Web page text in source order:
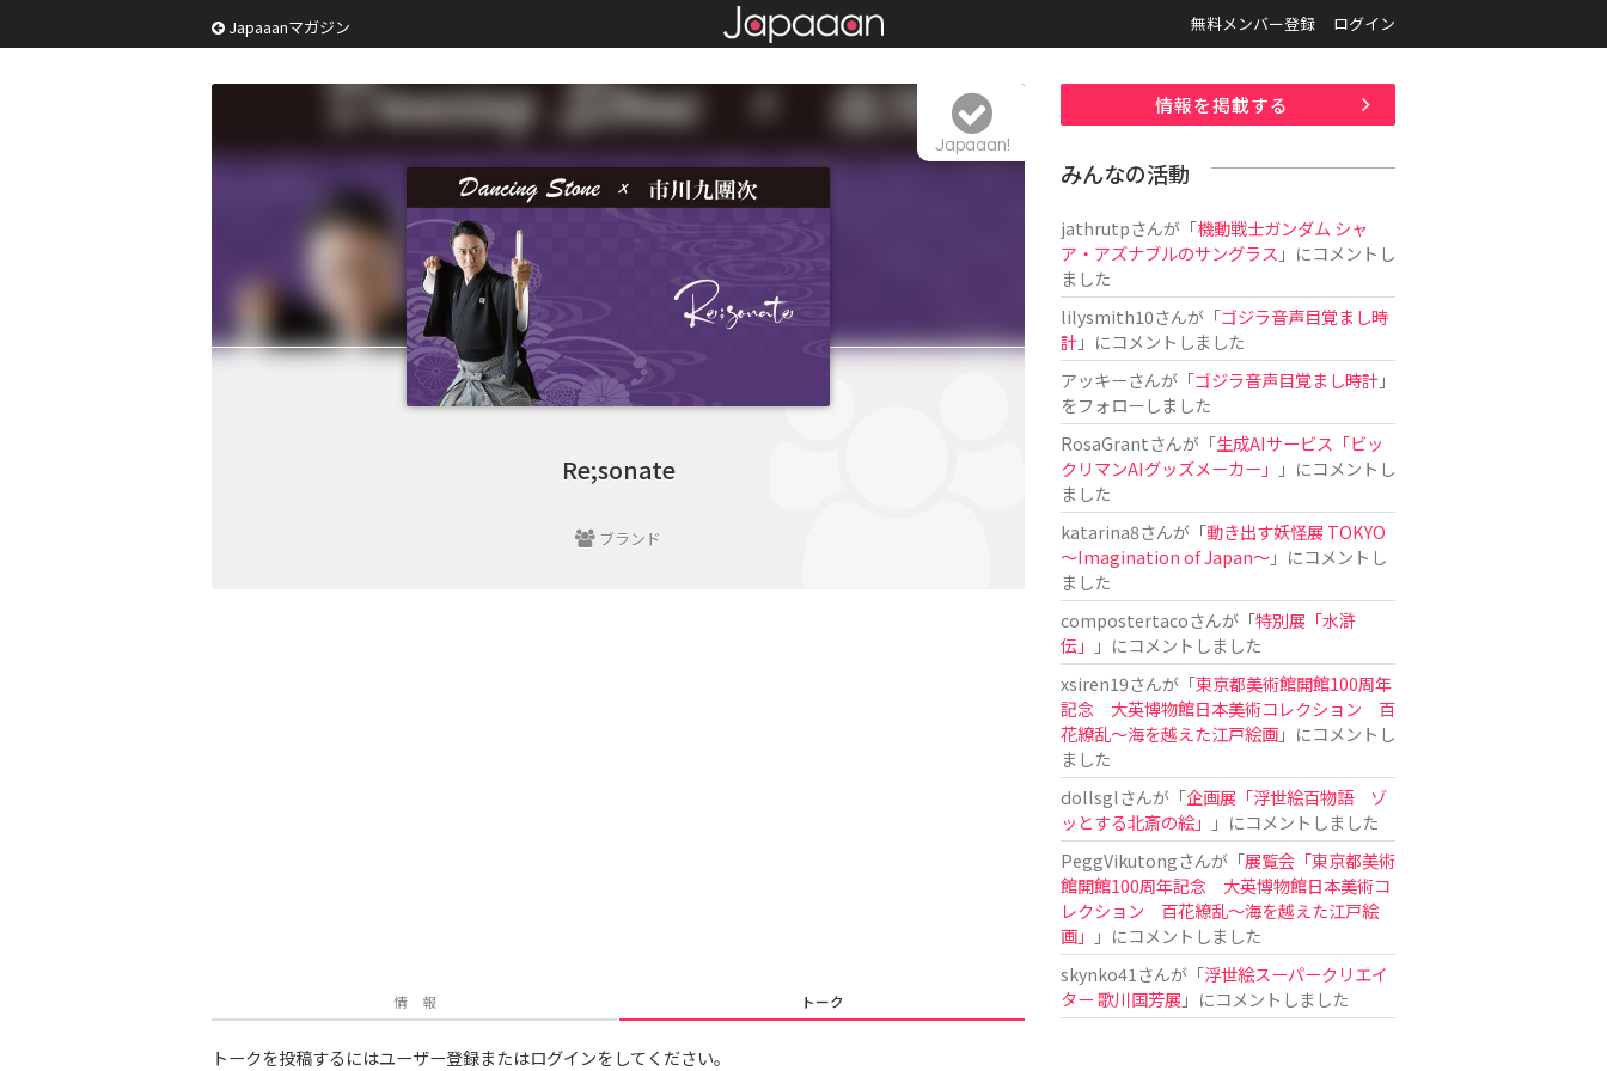
Japaaanマガジン 無料メンバー登録 ログイン
Re;sonate
ブランド
Japaaan!
情 報 トーク
トークを投稿するにはユーザー登録またはログインをしてください。
情報を掲載する
みんなの活動
jathrutpさんが「機動戦士ガンダム シャ
ア・アズナブルのサングラス 」にコメントし
ました
lilysmith10さんが「ゴジラ音声目覚まし時
計」にコメントしました
アッキーさんが「ゴジラ音声目覚まし時計」
をフォローしました
RosaGrantさんが「生成AIサービス「ビッ
クリマンAIグッズメーカー」
」にコメントし
ました
katarina8さんが「動き出す妖怪展 TOKYO
〜Imagination of Japan〜」にコメントし
ました
compostertacoさんが「特別展「水滸
伝」
」にコメントしました
xsiren19さんが「東京都美術館開館100周年
記念 大英博物館日本美術コレクション 百
花繚乱～海を越えた江戸絵画」にコメントし
ました
dollsglさんが「企画展「浮世絵百物語 ゾ
ッとする北斎の絵」
」にコメントしました
PeggVikutongさんが「展覧会「東京都美術
館開館100周年記念 大英博物館日本美術コ
レクション 百花繚乱〜海を越えた江戸絵
画」
」にコメントしました
skynko41 さんが「浮世絵スーパークリエイ
ター 歌川国芳展 」にコメントしました